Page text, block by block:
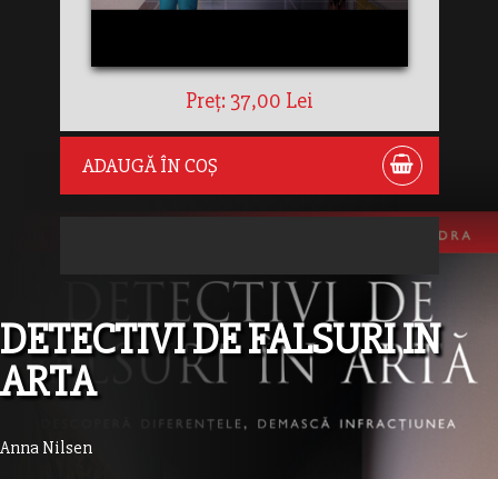
Preț: 37,00 Lei
ADAUGĂ ÎN COȘ
DETECTIVI DE FALSURI IN
ARTA
Anna Nilsen